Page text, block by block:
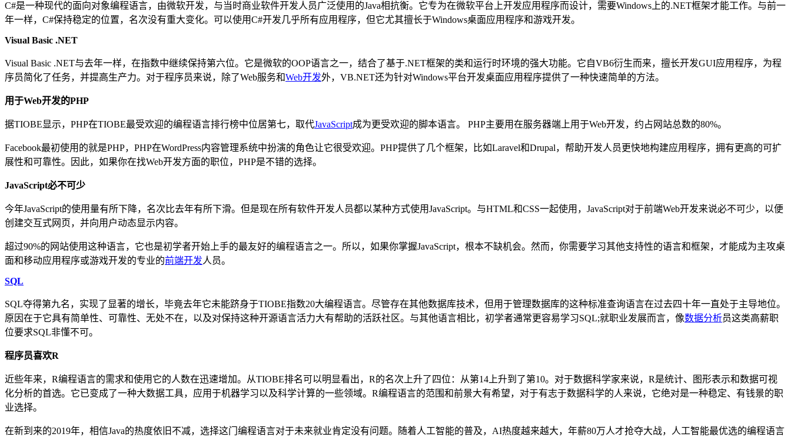
C#是一种现代的面向对象编程语言，由微软开发，与当时商业软件开发人员广泛使用的Java相抗衡。它专为在微软平台上开发应用程序而设计，需要Windows上的.NET框架才能工作。与前一
年一样，C#保持稳定的位置，名次没有重大变化。可以使用C#开发几乎所有应用程序，但它尤其擅长于Windows桌面应用程序和游戏开发。
Visual Basic .NET
Visual Basic .NET与去年一样，在指数中继续保持第六位。它是微软的OOP语言之一，结合了基于.NET框架的类和运行时环境的强大功能。它自VB6衍生而来，擅长开发GUI应用程序，为程
序员简化了任务，并提高生产力。对于程序员来说，除了Web服务和Web开发外，VB.NET还为针对Windows平台开发桌面应用程序提供了一种快速简单的方法。
用于Web开发的PHP
据TIOBE显示，PHP在TIOBE最受欢迎的编程语言排行榜中位居第七，取代JavaScript成为更受欢迎的脚本语言。 PHP主要用在服务器端上用于Web开发，约占网站总数的80%。
Facebook最初使用的就是PHP，PHP在WordPress内容管理系统中扮演的角色让它很受欢迎。PHP提供了几个框架，比如Laravel和Drupal，帮助开发人员更快地构建应用程序，拥有更高的可扩
展性和可靠性。因此，如果你在找Web开发方面的职位，PHP是不错的选择。
JavaScript必不可少
今年JavaScript的使用量有所下降，名次比去年有所下滑。但是现在所有软件开发人员都以某种方式使用JavaScript。与HTML和CSS一起使用，JavaScript对于前端Web开发来说必不可少，以便
创建交互式网页，并向用户动态显示内容。
超过90%的网站使用这种语言，它也是初学者开始上手的最友好的编程语言之一。所以，如果你掌握JavaScript，根本不缺机会。然而，你需要学习其他支持性的语言和框架，才能成为主攻桌
面和移动应用程序或游戏开发的专业的前端开发人员。
SQL
SQL夺得第九名，实现了显著的增长，毕竟去年它未能跻身于TIOBE指数20大编程语言。尽管存在其他数据库技术，但用于管理数据库的这种标准查询语言在过去四十年一直处于主导地位。
原因在于它具有简单性、可靠性、无处不在，以及对保持这种开源语言活力大有帮助的活跃社区。与其他语言相比，初学者通常更容易学习SQL;就职业发展而言，像数据分析员这类高薪职
位要求SQL非懂不可。
程序员喜欢R
近些年来，R编程语言的需求和使用它的人数在迅速增加。从TIOBE排名可以明显看出，R的名次上升了四位：从第14上升到了第10。对于数据科学家来说，R是统计、图形表示和数据可视
化分析的首选。它已变成了一种大数据工具，应用于机器学习以及科学计算的一些领域。R编程语言的范围和前景大有希望，对于有志于数据科学的人来说，它绝对是一种稳定、有钱景的职
业选择。
在新到来的2019年，相信Java的热度依旧不减，选择这门编程语言对于未来就业肯定没有问题。随着人工智能的普及，AI热度越来越大，年薪80万人才抢夺大战，人工智能最优选的编程语言